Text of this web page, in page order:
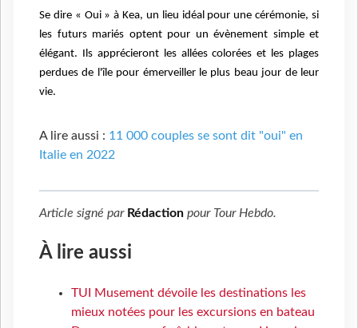
Se dire « Oui » à Kea, un lieu idéal pour une cérémonie, si
les futurs mariés optent pour un évènement simple et
élégant. Ils apprécieront les allées colorées et les plages
perdues de l'île pour émerveiller le plus beau jour de leur
vie.
A lire aussi : 11 000 couples se sont dit "oui" en
Italie en 2022
Article signé par Rédaction pour Tour Hebdo.
À lire aussi
TUI Musement dévoile les destinations les
mieux notées pour les excursions en bateau